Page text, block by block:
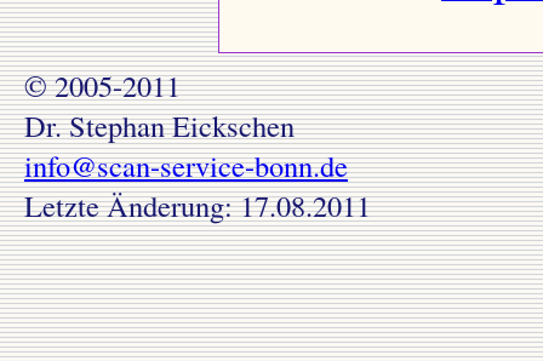
© 2005-2011
Dr. Stephan Eickschen
info@scan-service-bonn.de
Letzte Änderung:17.08.2011